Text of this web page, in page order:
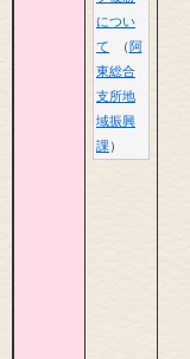
につい
て
阿
東総合
支所地
域振興
課